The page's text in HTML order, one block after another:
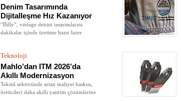
Denim Tasarımında
Dijitalleşme Hız Kazanıyor
“Billy”, vintage denim tasarımlarını
dakikalar içinde üretime hazır lazer
Teknoloji
Mahlo’dan ITM 2026’da
Akıllı Modernizasyon
Tekstil sektöründe artan maliyet baskısı,
üreticileri daha akıllı yatırım çözümlerine